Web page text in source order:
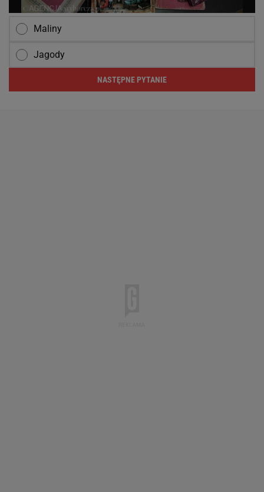
Maliny
Jagody
NASTĘPNE PYTANIE